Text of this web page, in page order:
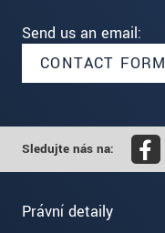
Send us an email:
CONTACT FORM
Sledujte nás na:
Právní detaily